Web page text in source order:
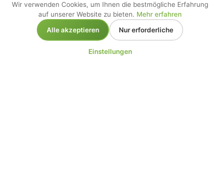
Wir verwenden Cookies, um Ihnen die bestmögliche Erfahrung
auf unserer Website zu bieten. Mehr erfahren
Alle akzeptieren
Nur erforderliche
Einstellungen